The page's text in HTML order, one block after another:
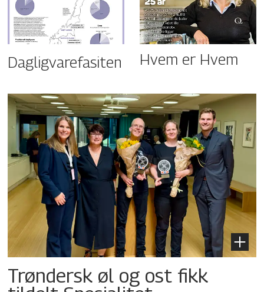
Dagligvarefasiten Hvem er Hvem
Trøndersk øl og ost fikk